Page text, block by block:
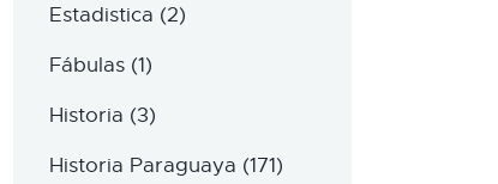
Estadistica (2)
Fábulas (1)
Historia (3)
Historia Paraguaya (171)